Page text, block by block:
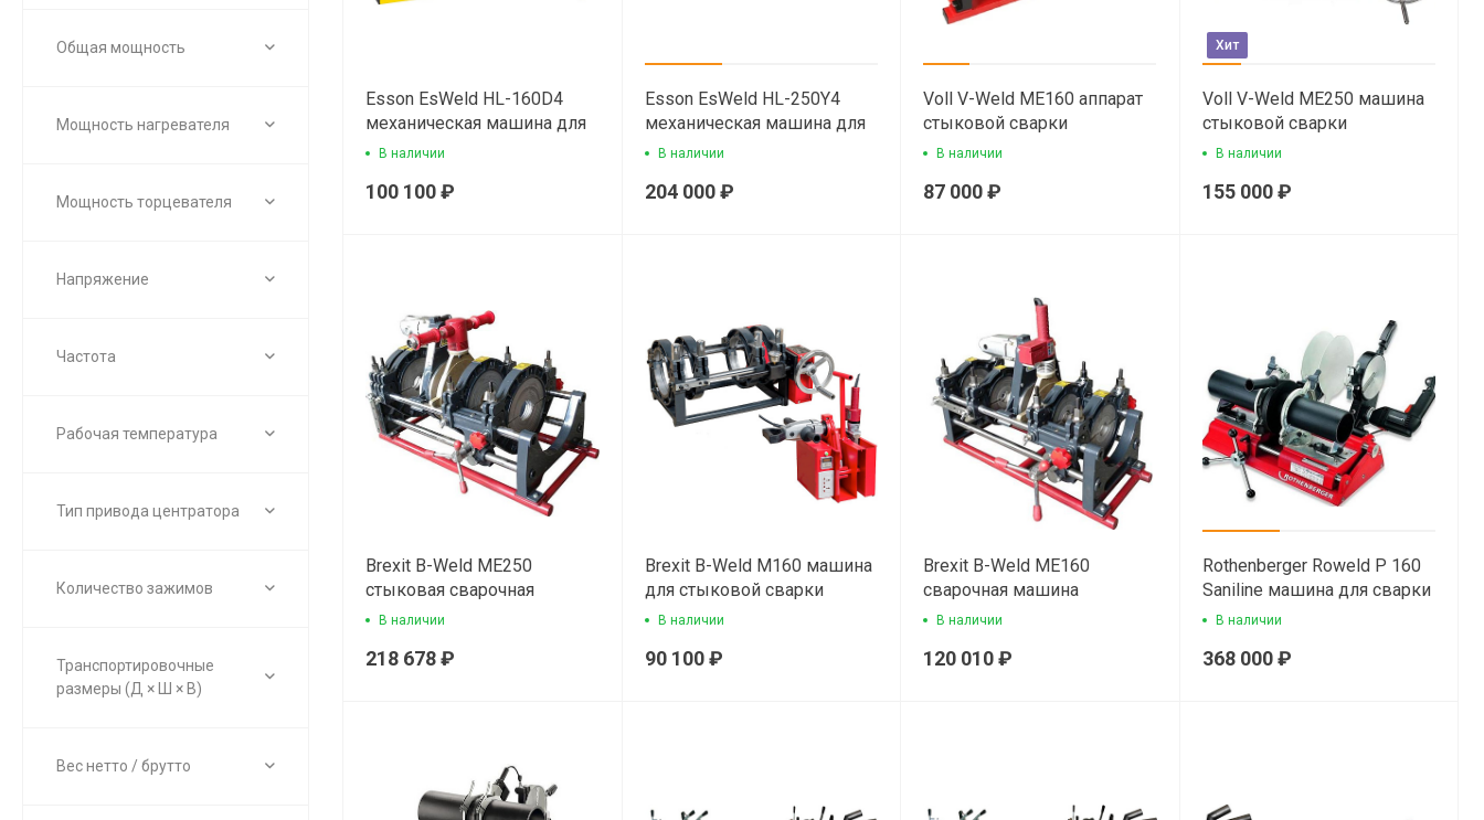
Общая мощность
Мощность нагревателя
Мощность торцевателя
Напряжение
Частота
Рабочая температура
Тип привода центратора
Количество зажимов
Транспортировочные
размеры (Д × Ш × В)
Вес нетто / брутто
Esson EsWeld HL-160D4
механическая машина для
сварки пластиковых труб
В наличии
100 100 ₽
Esson EsWeld HL-250Y4
механическая машина для
сварки пластиковых труб
В наличии
204 000 ₽
Voll V-Weld ME160 аппарат
стыковой сварки
В наличии
87 000 ₽
Хит
Voll V-Weld ME250 машина
стыковой сварки
В наличии
155 000 ₽
Brexit B-Weld ME250
стыковая сварочная
машина
В наличии
218 678 ₽
Brexit B-Weld M160 машина
для стыковой cварки
пластиковых труб
В наличии
90 100 ₽
Brexit B-Weld ME160
сварочная машина
В наличии
120 010 ₽
Rothenberger Roweld P 160
Saniline машина для сварки
пластиковых труб
В наличии
368 000 ₽